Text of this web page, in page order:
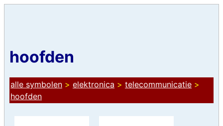
hoofden
alle symbolen > elektronica > telecommunicatie >
hoofden